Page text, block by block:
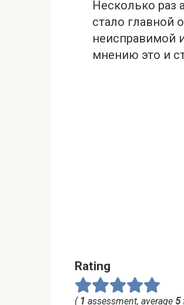
Несколько раз
стало главной
неиспрaвимой
мнению это и
Rating
( 1 assessment, average 5